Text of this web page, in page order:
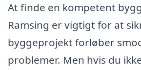
At finde en kompetent
Ramsing er vigtigt for at
byggeprojekt forløber
problemer. Men hvis du